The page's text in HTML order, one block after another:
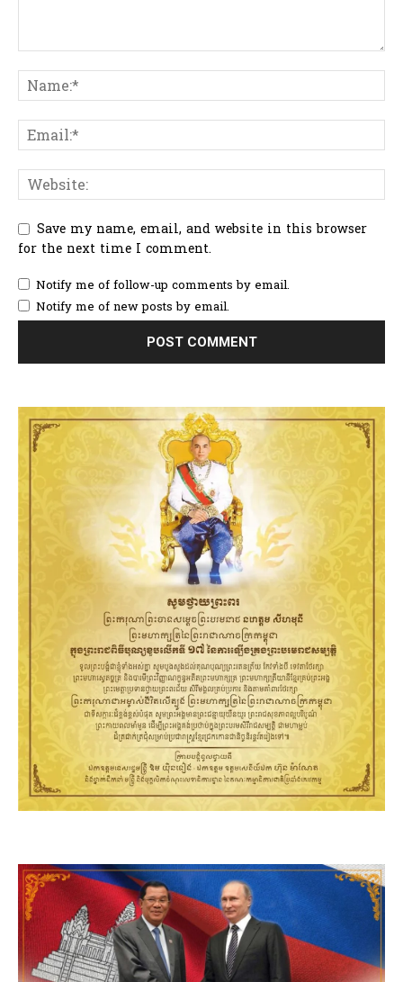
Save my name, email, and website in this browser
for the next time I comment.
Notify me of follow-up comments by email.
Notify me of new posts by email.